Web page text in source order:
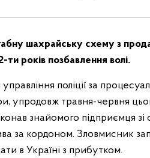
шахрайську схему з
років позбавлення волі.
поліції за
упродовж травня-червня
знайомого підприємця зі
за кордоном. Зловмисник
в Україні з прибутком.